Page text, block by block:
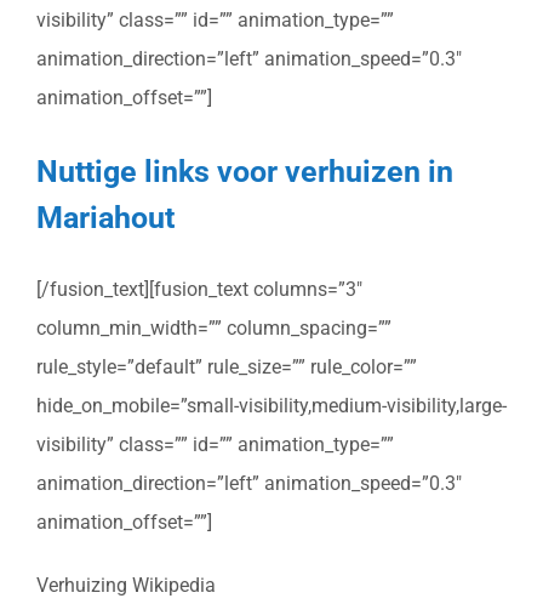
visibility” class=”” id=”” animation_type=””
animation_direction=”left” animation_speed=”0.3″
animation_offset=””]
Nuttige links voor verhuizen in
Mariahout
[/fusion_text][fusion_text columns=”3″
column_min_width=”” column_spacing=””
rule_style=”default” rule_size=”” rule_color=””
hide_on_mobile=”small-visibility,medium-visibility,large-
visibility” class=”” id=”” animation_type=””
animation_direction=”left” animation_speed=”0.3″
animation_offset=””]
Verhuizing Wikipedia